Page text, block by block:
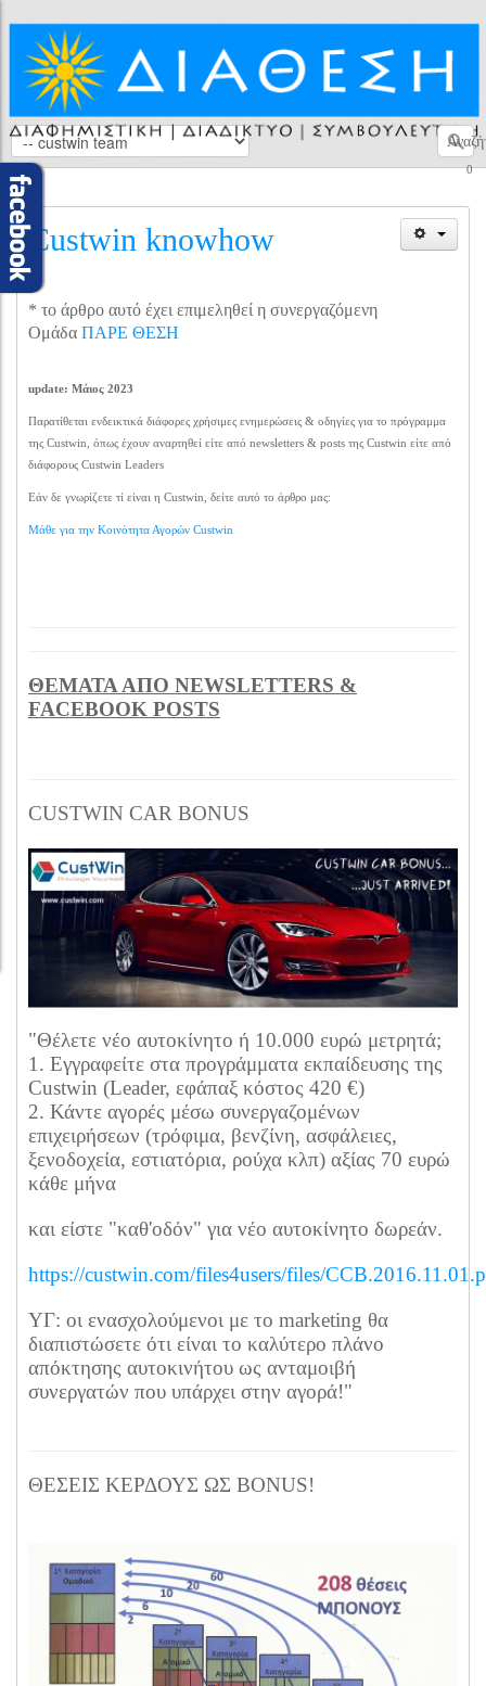
0
Custwin knowhow
* το άρθρο αυτό έχει επιμεληθεί η συνεργαζόμενη
Ομάδα ΠΑΡΕ ΘΕΣΗ
update: Μάιος 2023
Παρατίθεται ενδεικτικά διάφορες χρήσιμες ενημερώσεις & οδηγίες για το πρόγραμμα
της Custwin, όπως έχουν αναρτηθεί είτε από newsletters & posts της Custwin είτε από
διάφορους Custwin Leaders
Εάν δε γνωρίζετε τί είναι η Custwin, δείτε αυτό το άρθρο μας:
Μάθε για την Κοινότητα Αγορών Custwin
ΘΕΜΑΤΑ ΑΠΟ NEWSLETTERS &
FACEBOOK POSTS
CUSTWIN CAR BONUS
"Θέλετε νέο αυτοκίνητο ή 10.000 ευρώ μετρητά;
1. Εγγραφείτε στα προγράμματα εκπαίδευσης της
Custwin (Leader, εφάπαξ κόστος 420 €)
2. Κάντε αγορές μέσω συνεργαζομένων
επιχειρήσεων (τρόφιμα, βενζίνη, ασφάλειες,
ξενοδοχεία, εστιατόρια, ρούχα κλπ) αξίας 70 ευρώ
κάθε μήνα
και είστε "καθ'οδόν" για νέο αυτοκίνητο δωρεάν.
https://custwin.com/files4users/files/
ΥΓ: οι ενασχολούμενοι με το marketing θα
διαπιστώσετε ότι είναι το καλύτερο πλάνο
απόκτησης αυτοκινήτου ως ανταμοιβή
συνεργατών που υπάρχει στην αγορά!"
ΘΕΣΕΙΣ ΚΕΡΔΟΥΣ ΩΣ BONUS!